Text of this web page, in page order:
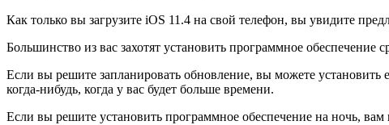
Как только вы загрузите iOS 11.4 на свой телефон, вы увидите
Большинство из вас захотят установить программное обеспечение
Если вы решите запланировать обновление, вы можете установить
когда-нибудь, когда у вас будет больше времени.
Если вы решите установить программное обеспечение на ночь,